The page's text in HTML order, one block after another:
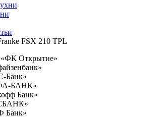
FSX 210 TPL